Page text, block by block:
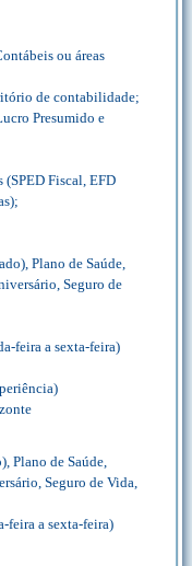
ou áreas
de contabilidade;
Presumido e
(SPED Fiscal, EFD
Plano de Saúde,
Seguro de
feira a sexta-feira)
Plano de Saúde,
Seguro de Vida,
feira a sexta-feira)